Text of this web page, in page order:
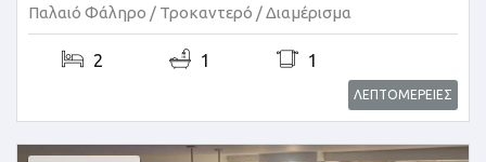
Παλαιό Φάληρο / Τροκαντερό /Διαμέρισμα
2 1 1
ΛΕΠΤΟΜΕΡΕΙΕΣ